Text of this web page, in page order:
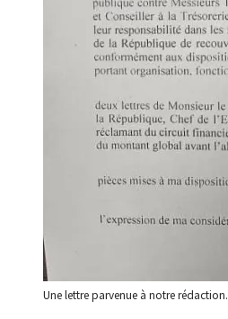
Une lettre parvenue à notre rédaction.